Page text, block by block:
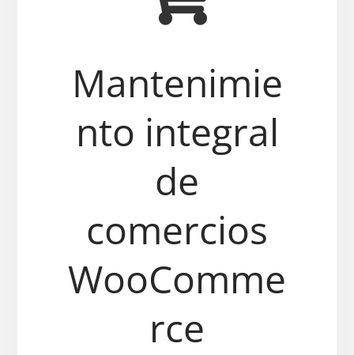
Mantenimie
nto integral
de
comercios
WooComme
rce